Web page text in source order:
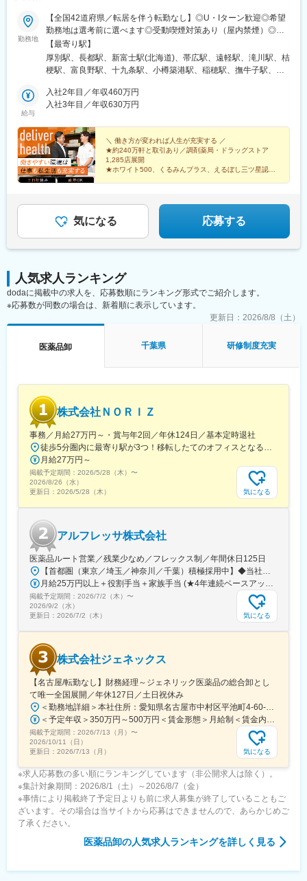
勤務地
【全国42道府県／転居を伴う転勤なし】◎U・Iターン歓迎◎希望
勤務地は選考前に選べます◎受動喫煙対策あり（屋内禁煙）◎オ
ンライン面接実施中■北海道・東北北海道／青森／岩手／秋田／山
形／福島■関東茨城／栃木／群馬／神奈川／埼玉／千葉■北陸・甲
信越新潟／富山／石川／福井／長野／山梨■東海静岡／愛知／三重
広島／島根／岡山／山口／徳島／愛媛／香川■九州・沖縄福岡／大
分／宮崎／鹿児島／熊本／長崎／沖縄＜オンライン面接実施中＞
岡県静岡県島田市道悦3-14-2三島営業所：静岡県田方郡函南町肥
田字南中道476中津川営業所：岐阜県中津川市中津川字大西667-1
田辺営業所：和歌山県田辺市三栖字三反田130-5京都北営業所：京
都府京都市北区上賀茂向縄手町16滑川営業所：富山県滑川市柳原
字宮ノ東41-29※詳細は「会社概要」欄HPから
【最寄り駅】
厚別駅、長都駅、新富士駅(北海道)、帯広駅、遠軽駅、滝川駅、桔
梗駅、富良野駅、十九条駅、小樽築港駅、稲穂駅、撫牛子駅、羽
鹿島神宮駅、大宝駅、土浦駅、後台駅、黒磯駅、上今市駅、渋川
駅、太田駅(群馬県)、大森台駅、青堀駅、南与野駅、武蔵高萩駅、
駅、砺波駅、片原町駅(富山県)、速星駅、春江駅、水落駅、しんざ
駅、上越妙高駅、信州中野駅、附属中学前駅、切石駅、岩村田
駅、西上田駅、酒折駅、禾生駅、富士駅、古庄駅、半田駅、荒子
川公園駅、妙興寺駅、六軒駅(三重県)、霞ケ浦駅、光善寺駅、平野
駅(地下鉄)、久米田駅、ケーブル八幡宮山上駅、田村駅、唐崎駅、
出雲市駅、高野駅、西富井駅、周防下郷駅、櫛ケ浜駅、府中駅(徳
島県)、北久米駅、北宇和島駅、伏石駅、下曽根駅、高城駅、杵築
給与
入社2年目／年収460万円
入社3年目／年収630万円
＼ 働き方が変われば人生が充実する ／
★約240万軒と取引あり／調剤薬局・ドラッグストア
1,285店展開
★ホワイト500、くるみんプラス、えるぼし三ツ星認定
気になる 応募する
人気求人ランキング
dodaに掲載中の求人を、応募数順にランキング形式でご紹介します。
※応募数が同数の場合は、新着順に表示しています。
更新日： 2026/8/8（土）
医薬品卸 千葉県 研修制度充実
株式会社ＮＯＲＩＺ
事務／月給27万円～・賞与年2回／年休124日／基本定時退社
徒歩5分圏内に最寄り駅が3つ！移転したてのオフィスとなるため、新しくキレイなオフィスで働けます！★転勤なし東京都中央区銀座6-13-16 ヒューリック銀座ウォールビル3階新富町から徒歩3分※受動喫煙対策：屋内禁煙
月給27万円～
掲載予定期間： 2026/5/28（木） 〜
2026/8/26（水）
更新日： 2026/5/28（木） 気になる
アルフレッサ株式会社
医薬品ルート営業／残業少なめ／フレックス制／年間休日125日
【首都圏（東京／埼玉／神奈川／千葉）積極採用中】◆当社が展開する【北海道／関東／首都圏／中部／近畿／九州】の各事業所へご希望を考慮した上で配属となります。【北海道】北海道【関東】栃木／群馬／茨城／長野／山梨／新潟【首都圏】東京／埼玉／神奈川／千葉★積極採用エリア【中部】静岡／愛知／三重／岐阜【近畿】滋賀／兵庫／大阪／京都／奈良／和歌山【九州】福岡／長崎／熊本／大分／宮崎／鹿児島各事業所の詳細については、弊社HPよりご確認ください※「企業情報」→「拠点」よりご確認いただけます。屋内禁煙(※喫煙室あり※禁煙タイムあり※喫煙室での就労はありません)
月給25万円以上＋役割手当＋家族手当 (★4年連続ベースアップ実施！)※時間外手当別途支給※年齢、経験、能力を考慮の上、優遇します
掲載予定期間： 2026/7/2（木） 〜
2026/9/2（水）
更新日： 2026/7/2（木） 気になる
株式会社ジェネックス
【名古屋/転勤なし】財務経理～ジェネリック医薬品の総合卸とし
て唯一全国展開／年休127日／土日祝休み
＜勤務地詳細＞本社住所：愛知県名古屋市中村区平池町4-60-12 グローバルゲート27F受動喫煙対策：敷地内喫煙可能場所あり変更の範囲：無
＜予定年収＞350万円～500万円＜賃金形態＞月給制＜賃金内訳＞月額（基本給）：250,000円～357,000円＜月給＞250,000円～357,000円＜昇給有無＞有＜残業手当＞有＜給与補足＞昇給：年１回（３月）賞与：年２回（6月、12月）※経験、スキルに応じて相談のうえ決定いたします※残業手当は別途支給30歳年収：350万円／月給25万円+賞与35歳年収：400万円／月給28.5万円+賞与賃金はあくまでも目安の金額であり、選考を通じて上下する可能性があります。月給(月額)は固定手当を含めた表記です。
掲載予定期間： 2026/7/13（月） 〜
2026/10/11（日）
更新日： 2026/7/13（月） 気になる
※求人応募数の多い順にランキングしています（非公開求人は除く）。
※集計対象期間：2026/8/1（土）～2026/8/7（金）
※事情により掲載終了予定日よりも前に求人募集が終了していることもご
ざいます。その場合は当サイトから応募はできませんので、あらかじめご
了承ください。
医薬品卸の人気求人ランキングを詳しく見る